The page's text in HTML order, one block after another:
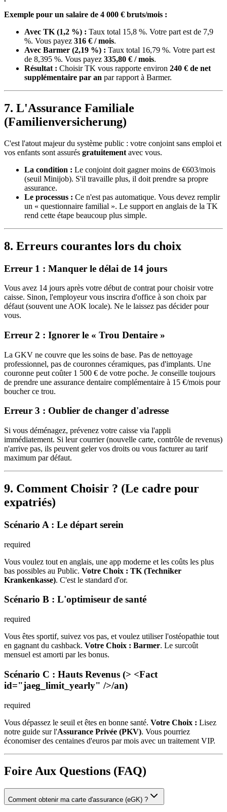
Exemple pour un salaire de 4 000 € bruts/mois :
Avec TK (1,2 %) : Taux total 15,8 %. Votre part est de 7,9
%. Vous payez 316 € / mois.
Avec Barmer (2,19 %) : Taux total 16,79 %. Votre part est
de 8,395 %. Vous payez 335,80 € / mois.
Résultat : Choisir TK vous rapporte environ 240 € de net
supplémentaire par an par rapport à Barmer.
7. L'Assurance Familiale
(Familienversicherung)
C'est l'atout majeur du système public : votre conjoint sans emploi et
vos enfants sont assurés gratuitement avec vous.
La condition : Le conjoint doit gagner moins de €603/mois
(seuil Minijob). S'il travaille plus, il doit prendre sa propre
assurance.
Le processus : Ce n'est pas automatique. Vous devez remplir
un « questionnaire familial ». Le support en anglais de la TK
rend cette étape beaucoup plus simple.
8. Erreurs courantes lors du choix
Erreur 1 : Manquer le délai de 14 jours
Vous avez 14 jours après votre début de contrat pour choisir votre
caisse. Sinon, l'employeur vous inscrira d'office à son choix par
défaut (souvent une AOK locale). Ne le laissez pas décider pour
vous.
Erreur 2 : Ignorer le « Trou Dentaire »
La GKV ne couvre que les soins de base. Pas de nettoyage
professionnel, pas de couronnes céramiques, pas d'implants. Une
couronne peut coûter 1 500 € de votre poche. Je conseille toujours
de prendre une assurance dentaire complémentaire à 15 €/mois pour
boucher ce trou.
Erreur 3 : Oublier de changer d'adresse
Si vous déménagez, prévenez votre caisse via l'appli
immédiatement. Si leur courrier (nouvelle carte, contrôle de revenus)
n'arrive pas, ils peuvent geler vos droits ou vous facturer au tarif
maximum par défaut.
9. Comment Choisir ? (Le cadre pour
expatriés)
Scénario A : Le départ serein
required
Vous voulez tout en anglais, une app moderne et les coûts les plus
bas possibles au Public. Votre Choix : TK (Techniker
Krankenkasse). C'est le standard d'or.
Scénario B : L'optimiseur de santé
required
Vous êtes sportif, suivez vos pas, et voulez utiliser l'ostéopathie tout
en gagnant du cashback. Votre Choix : Barmer. Le surcoût
mensuel est amorti par les bonus.
Scénario C : Hauts Revenus (> <Fact
id="jaeg_limit_yearly" />/an)
required
Vous dépassez le seuil et êtes en bonne santé. Votre Choix : Lisez
notre guide sur l'Assurance Privée (PKV). Vous pourriez
économiser des centaines d'euros par mois avec un traitement VIP.
Foire Aux Questions (FAQ)
Comment obtenir ma carte d'assurance (eGK) ?